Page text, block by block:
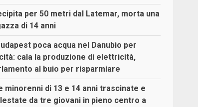
per 50 metri dal Latemar, morta una
di 14 anni
poca acqua nel Danubio per
cala la produzione di elettricità,
al buio per risparmiare
minorenni di 13 e 14 anni trascinate e
da tre giovani in pieno centro a